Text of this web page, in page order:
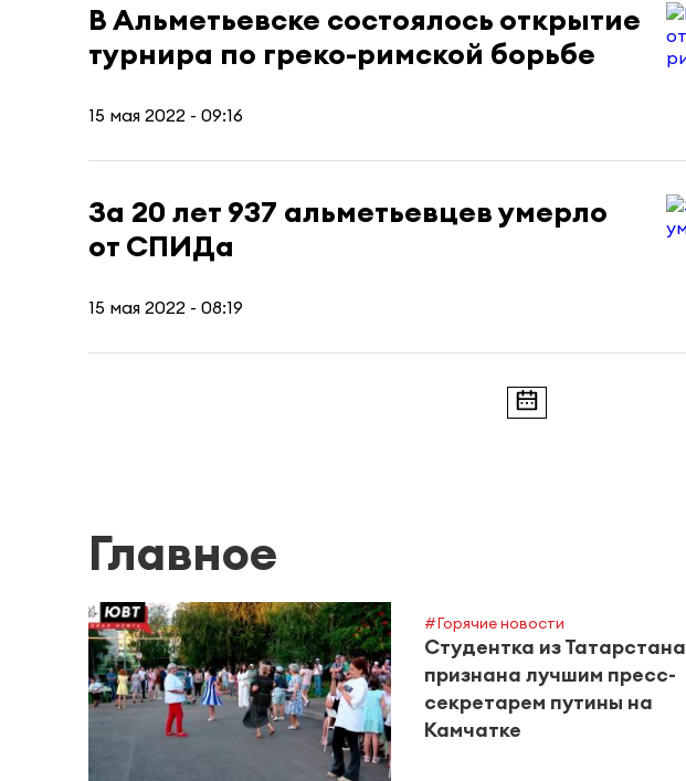
В Альметьевске состоялось открытие
турнира по греко-римской борьбе
15 мая 2022 - 09:16
За 20 лет 937 альметьевцев умерло
от СПИДа
15 мая 2022 - 08:19
Главное
#Горячие новости
Студентка из Татарстана
признана лучшим пресс-
секретарем путины на
Камчатке